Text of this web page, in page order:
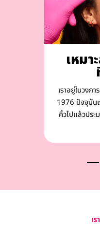
เหมา
เราอยู่ในวงก
1976 ปัจจุบันเ
คิ้วไปแล้วปร
เรา